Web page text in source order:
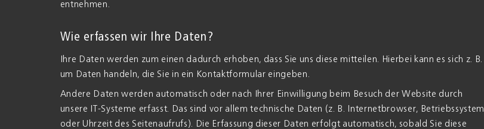
entnehmen.
Wie erfassen wir Ihre Daten?
Ihre Daten werden zum einen dadurch erhoben, dass Sie uns diese mitteilen. Hierbei kann es sich z. B.
um Daten handeln, die Sie in ein Kontaktformular eingeben.
Andere Daten werden automatisch oder nach Ihrer Einwilligung beim Besuch der Website durch
unsere IT-Systeme erfasst. Das sind vor allem technische Daten (z. B. Internetbrowser, Betriebssystem
oder Uhrzeit des Seitenaufrufs). Die Erfassung dieser Daten erfolgt automatisch, sobald Sie diese